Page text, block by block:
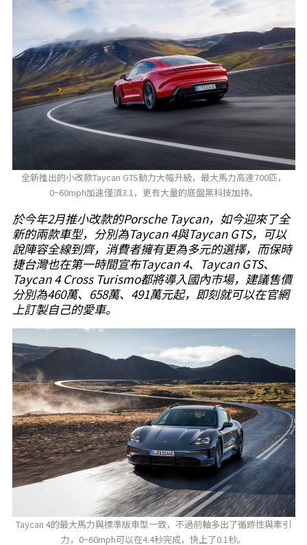
全新推出的小改款Taycan GTS動力大幅升級，最大馬力高達700匹，
0~60mph加速僅須3.1，更有大量的底盤黑科技加持。
於今年2月推小改款的Porsche Taycan，如今迎來了全
新的兩款車型，分別為Taycan 4與Taycan GTS，可以
說陣容全線到齊，消費者擁有更為多元的選擇，而保時
捷台灣也在第一時間宣布Taycan 4、Taycan GTS、
Taycan 4 Cross Turismo都將導入國內市場，建議售價
分別為460萬、658萬、491萬元起，即刻就可以在官網
上訂製自己的愛車。
Taycan 4的最大馬力與標準版車型一致，不過前軸多出了循跡性與牽引
力，0~60mph可以在4.4秒完成，快上了0.1秒。